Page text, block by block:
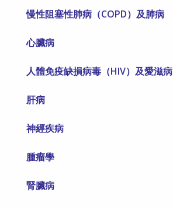
慢性阻塞性肺病（COPD）及肺病
心臟病
人體免疫缺損病毒（HIV）及愛滋病
肝病
神經疾病
腫瘤學
腎臟病